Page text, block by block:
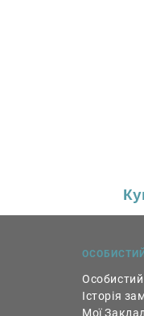
Особистий
Історія
Мої